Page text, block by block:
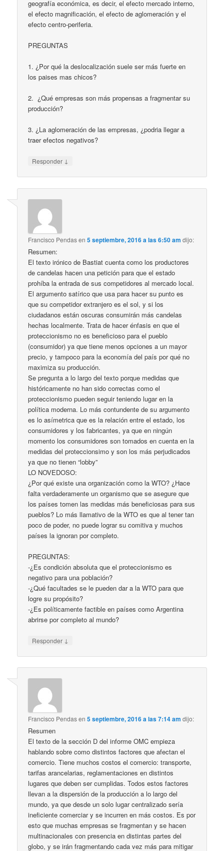
geografía económica, es decir, el efecto mercado interno,
el efecto magnificación, el efecto de aglomeración y el
efecto centro-periferia.
PREGUNTAS
1. ¿Por qué la deslocalización suele ser más fuerte en
los paises mas chicos?
2. ¿Qué empresas son más propensas a fragmentar su
producción?
3. ¿La aglomeración de las empresas, ¿podria llegar a
traer efectos negativos?
Responder ↓
Francisco Pendasen5 septiembre, 2016 a las 6:50 am dijo:
Resumen:
El texto irónico de Bastiat cuenta como los productores
de candelas hacen una petición para que el estado
prohíba la entrada de sus competidores al mercado local.
El argumento satírico que usa para hacer su punto es
que su competidor extranjero es el sol, y si los
ciudadanos están oscuras consumirán más candelas
hechas localmente. Trata de hacer énfasis en que el
proteccionismo no es beneficioso para el pueblo
(consumidor) ya que tiene menos opciones a un mayor
precio, y tampoco para la economía del país por qué no
maximiza su producción.
Se pregunta a lo largo del texto porque medidas que
históricamente no han sido correctas como el
proteccionismo pueden seguir teniendo lugar en la
política moderna. Lo más contundente de su argumento
es lo asímetrica que es la relación entre el estado, los
consumidores y los fabricantes, ya que en ningún
momento los consumidores son tomados en cuenta en la
medidas del proteccionsimo y son los más perjudicados
ya que no tienen “lobby”
LO NOVEDOSO:
¿Por qué existe una organización como la WTO? ¿Hace
falta verdaderamente un organismo que se asegure que
los países tomen las medidas más beneficiosas para sus
pueblos? Lo más llamativo de la WTO es que al tener tan
poco de poder, no puede lograr su comitiva y muchos
países la ignoran por completo.
PREGUNTAS:
-¿Es condición absoluta que el proteccionismo es
negativo para una población?
-¿Qué facultades se le pueden dar a la WTO para que
logre su propósito?
-¿Es políticamente factible en países como Argentina
abrirse por completo al mundo?
Responder ↓
Francisco Pendasen5 septiembre, 2016 a las 7:14 am dijo:
Resumen
El texto de la sección D del informe OMC empieza
hablando sobre como distintos factores que afectan el
comercio. Tiene muchos costos el comercio: transporte,
tarifas arancelarias, reglamentaciones en distintos
lugares que deben ser cumplidas. Todos estos factores
llevan a la dispersión de la producción a lo largo del
mundo, ya que desde un solo lugar centralizado sería
ineficiente comerciar y se incurren en más costos. Es por
esto que muchas empresas se fragmentan y se hacen
multinacionales con presencia en distintas partes del
globo, y se irán fragmentando cada vez más para mitigar